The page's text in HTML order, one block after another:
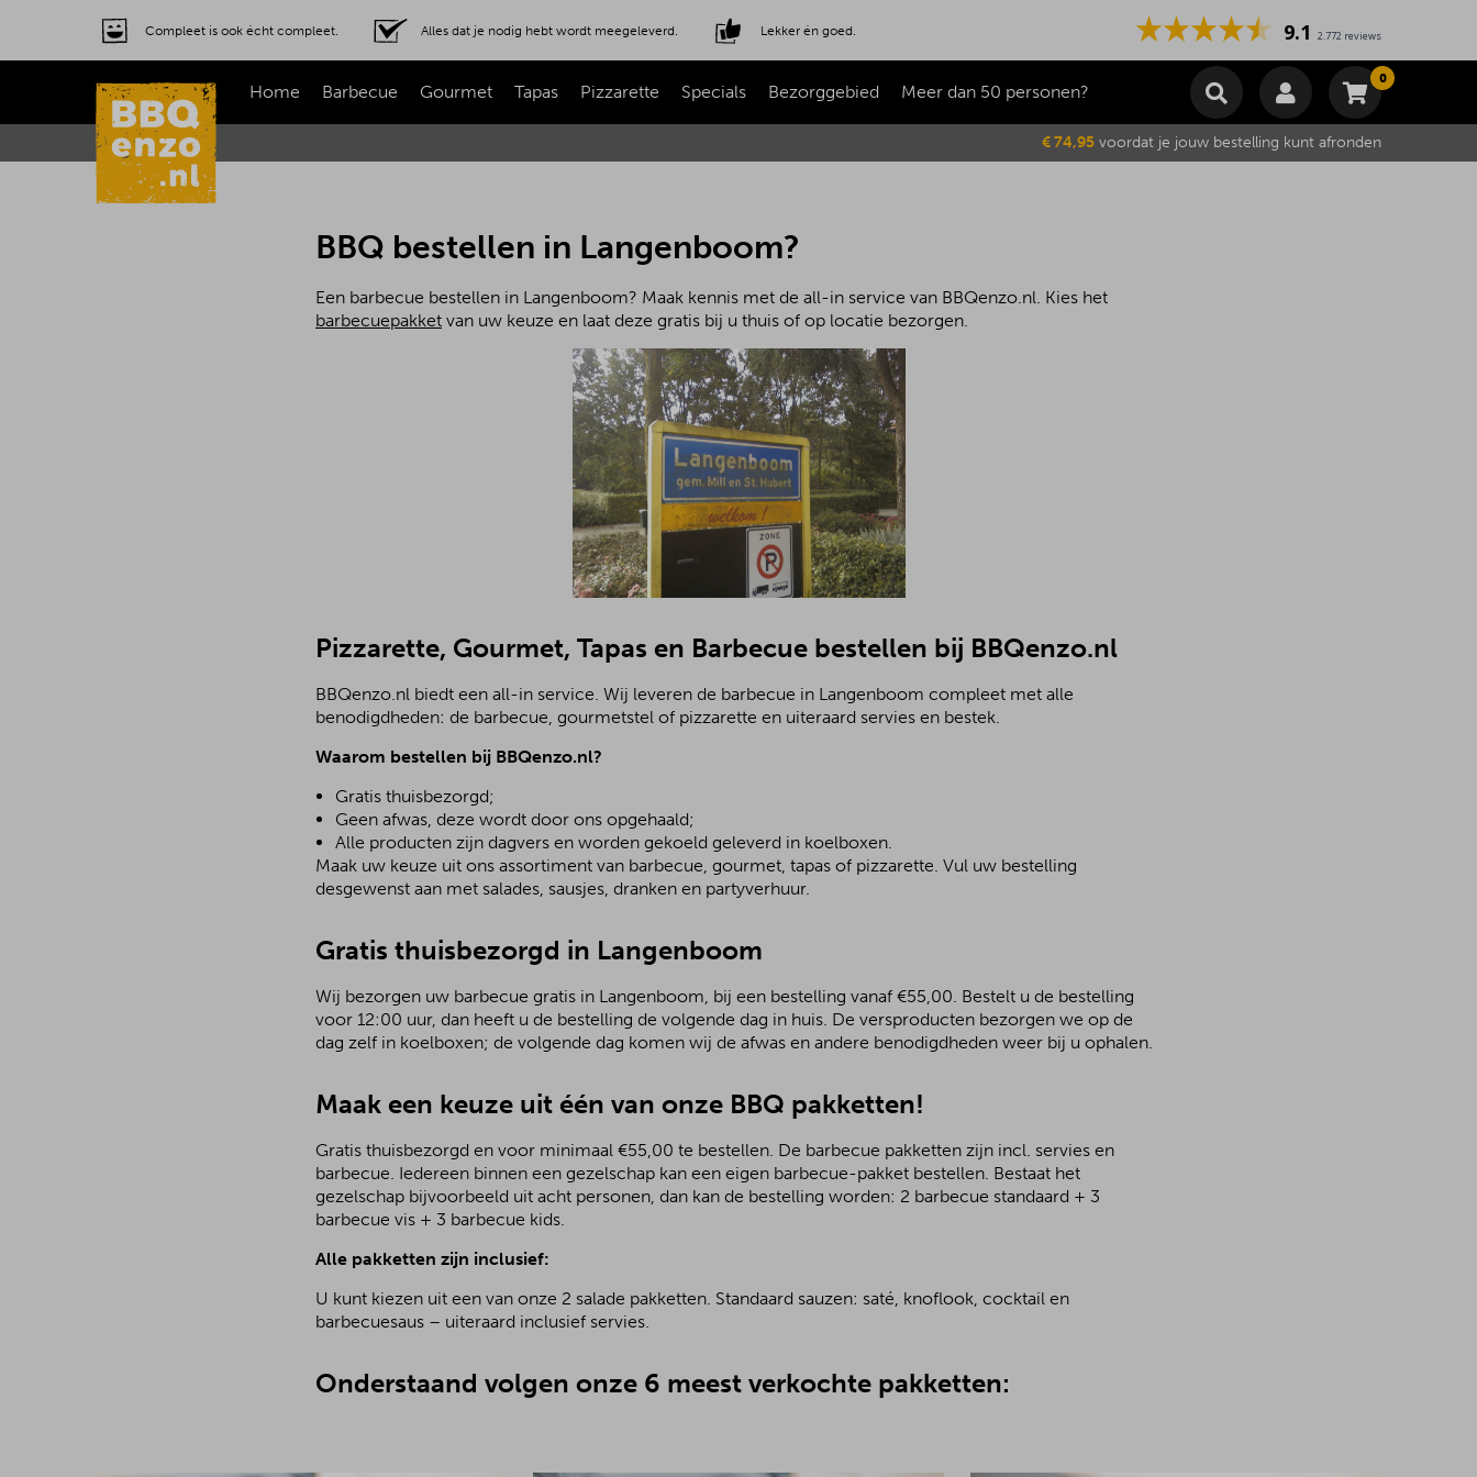
Compleet is ook écht compleet. Alles dat je nodig hebt wordt meegeleverd. Lekker én goed. 9.1 2.772 reviews
Home Barbecue Gourmet Tapas Pizzarette Specials Bezorggebied Meer dan 50 personen?
0
Winkelmand
Subtotaal €0,00
€ 74,95 voordat je jouw bestelling kunt afronden
BBQ bestellen in Langenboom?
Een barbecue bestellen in Langenboom? Maak kennis met de all-in service van BBQenzo.nl. Kies het
barbecuepakket van uw keuze en laat deze gratis bij u thuis of op locatie bezorgen.
Pizzarette, Gourmet, Tapas en Barbecue bestellen bij BBQenzo.nl
BBQenzo.nl biedt een all-in service. Wij leveren de barbecue in Langenboom compleet met alle
benodigdheden: de barbecue, gourmetstel of pizzarette en uiteraard servies en bestek.
Waarom bestellen bij BBQenzo.nl?
Gratis thuisbezorgd;
Geen afwas, deze wordt door ons opgehaald;
Alle producten zijn dagvers en worden gekoeld geleverd in koelboxen.
Maak uw keuze uit ons assortiment van barbecue, gourmet, tapas of pizzarette. Vul uw bestelling
desgewenst aan met salades, sausjes, dranken en partyverhuur.
Gratis thuisbezorgd in Langenboom
Wij bezorgen uw barbecue gratis in Langenboom, bij een bestelling vanaf €55,00. Bestelt u de bestelling
voor 12:00 uur, dan heeft u de bestelling de volgende dag in huis. De versproducten bezorgen we op de
dag zelf in koelboxen; de volgende dag komen wij de afwas en andere benodigdheden weer bij u ophalen.
Maak een keuze uit één van onze BBQ pakketten!
Gratis thuisbezorgd en voor minimaal €55,00 te bestellen. De barbecue pakketten zijn incl. servies en
barbecue. Iedereen binnen een gezelschap kan een eigen barbecue-pakket bestellen. Bestaat het
gezelschap bijvoorbeeld uit acht personen, dan kan de bestelling worden: 2 barbecue standaard + 3
barbecue vis + 3 barbecue kids.
Alle pakketten zijn inclusief:
U kunt kiezen uit een van onze 2 salade pakketten. Standaard sauzen: saté, knoflook, cocktail en
barbecuesaus – uiteraard inclusief servies.
Onderstaand volgen onze 6 meest verkochte pakketten: